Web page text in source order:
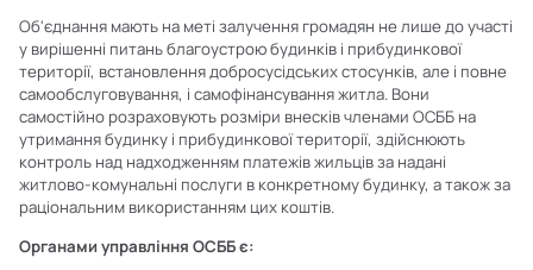
Об'єднання мають на меті залучення громадян не лише до участі
у вирішенні питань благоустрою будинків і прибудинкової
території, встановлення добросусідських стосунків, але і повне
самообслуговування, і самофінансування житла. Вони
самостійно розраховують розміри внесків членами ОСББ на
утримання будинку і прибудинкової території, здійснюють
контроль над надходженням платежів жильців за надані
житлово-комунальні послуги в конкретному будинку, а також за
раціональним використанням цих коштів.
Органами управління ОСББ є: